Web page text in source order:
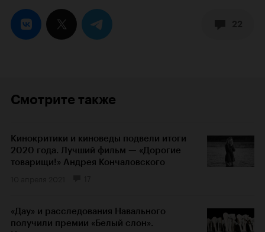
Смотрите также
Кинокритики и киноведы подвели итоги
2020 года. Лучший фильм — «Дорогие
товарищи!» Андрея Кончаловского
«Дау» и расследования Навального
получили премии «Белый слон».